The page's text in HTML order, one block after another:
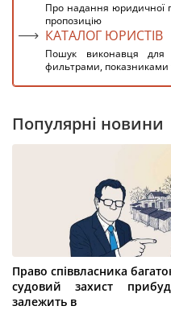
Про надання юридичної
пропозицію
КАТАЛОГ ЮРИСТІВ
Пошук виконавця
фильтрами, показниками
Популярні новини
Право співвласника
судовий захист
залежить в